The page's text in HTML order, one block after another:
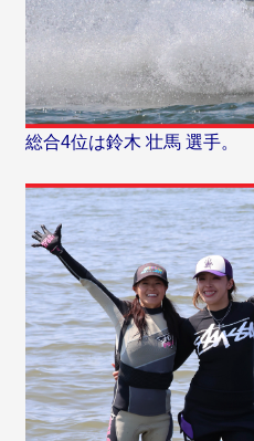
総合4位は鈴木 壮馬 選手。